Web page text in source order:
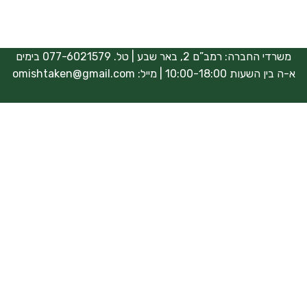
משרדי החברה: רמב”ם 2, באר שבע | טל. 077-6021579 בימים
א-ה בין השעות 10:00-18:00 | מייל:
omishtaken@gmail.com